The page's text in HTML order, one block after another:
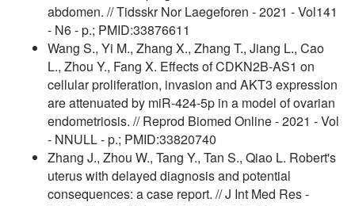
abdomen. // Tidsskr Nor Laegeforen - 2021 - Vol141
- N6 - p.; PMID:33876611
Wang S., Yi M., Zhang X., Zhang T., Jiang L., Cao
L., Zhou Y., Fang X. Effects of CDKN2B-AS1 on
cellular proliferation, invasion and AKT3 expression
are attenuated by miR-424-5p in a model of ovarian
endometriosis. // Reprod Biomed Online - 2021 - Vol
- NNULL - p.; PMID:33820740
Zhang J., Zhou W., Tang Y., Tan S., Qiao L. Robert's
uterus with delayed diagnosis and potential
consequences: a case report. // J Int Med Res -